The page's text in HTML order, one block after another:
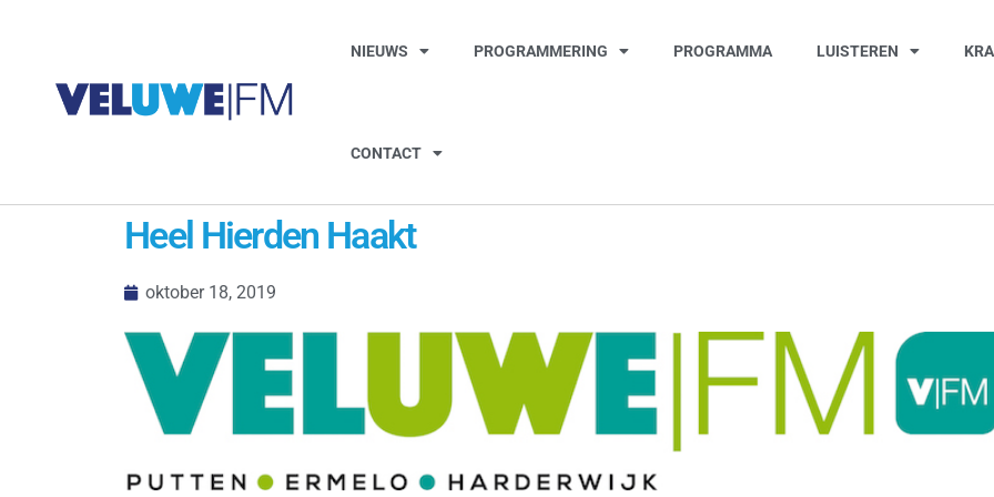
NIEUWS PROGRAMMERING PROGRAMMA LUISTEREN
CONTACT
Heel Hierden Haakt
oktober 18, 2019